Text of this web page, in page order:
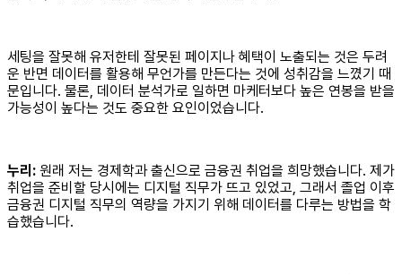
세팅을 잘못해 유저한테 잘못된 페이지나 혜택이 노출되는 것은 두려
운 반면 데이터를 활용해 무언가를 만든다는 것에 성취감을 느꼈기 때
문입니다. 물론, 데이터 분석가로 일하면 마케터보다 높은 연봉을 받을
가능성이 높다는 것도 중요한 요인이었습니다.
누리: 원래 저는 경제학과 출신으로 금융권 취업을 희망했습니다. 제가
취업을 준비할 당시에는 디지털 직무가 뜨고 있었고, 그래서 졸업 이후
금융권 디지털 직무의 역량을 가지기 위해 데이터를 다루는 방법을 학
습했습니다.